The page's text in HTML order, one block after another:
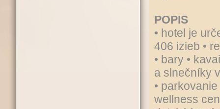
POPIS
• hotel je
406 izieb •
• bary •
a slnečníky
•
wellness